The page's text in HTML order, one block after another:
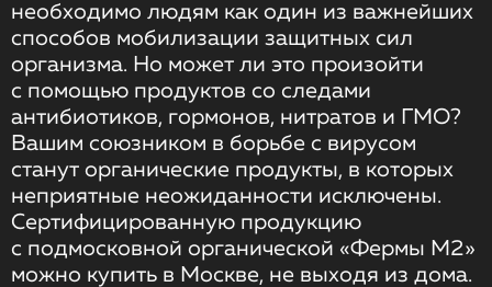
необходимо людям как один из важнейших
способов мобилизации защитных сил
организма. Но может ли это произойти
с помощью продуктов со следами
антибиотиков, гормонов, нитратов и ГМО?
Вашим союзником в борьбе с вирусом
станут органические продукты, в которых
неприятные неожиданности исключены.
Сертифицированную продукцию
с подмосковной органической «Фермы М2»
можно купить в Москве, не выходя из дома.